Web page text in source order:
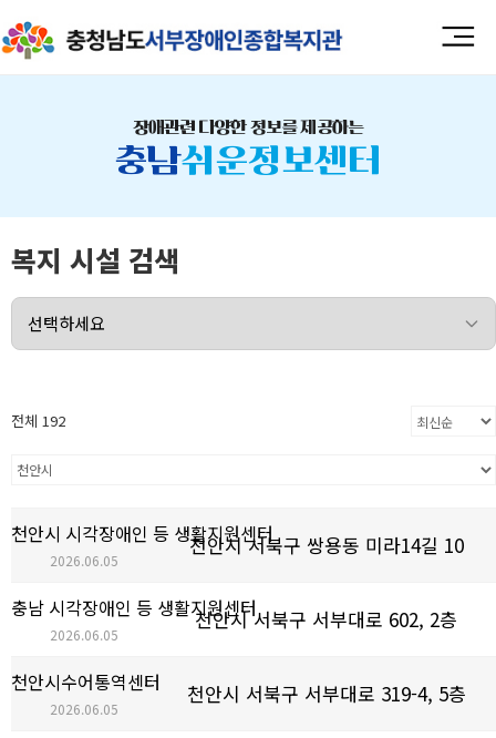
장애관련 다양한 정보를 제공하는
충남쉬운정보센터
복지 시설 검색
전체 192
천안시 시각장애인 등 생활지원센터
2026.06.05
천안시 서북구 쌍용동 미라14길 10
충남 시각장애인 등 생활지원센터
2026.06.05
천안시 서북구 서부대로 602, 2층
천안시수어통역센터
2026.06.05
천안시 서북구 서부대로 319-4, 5층